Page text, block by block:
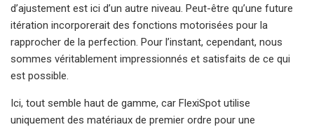
d’ajustement est ici d’un autre niveau. Peut-être qu’une future
itération incorporerait des fonctions motorisées pour la
rapprocher de la perfection. Pour l’instant, cependant, nous
sommes véritablement impressionnés et satisfaits de ce qui
est possible.
Ici, tout semble haut de gamme, car FlexiSpot utilise
uniquement des matériaux de premier ordre pour une